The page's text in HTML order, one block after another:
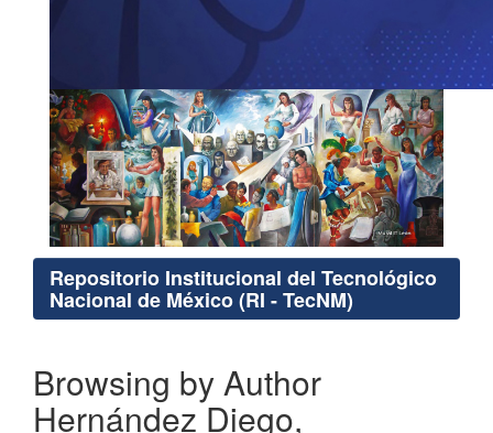
Repositorio Institucional del Tecnológico
Nacional de México (RI - TecNM)
Browsing by Author
Hernández Diego,